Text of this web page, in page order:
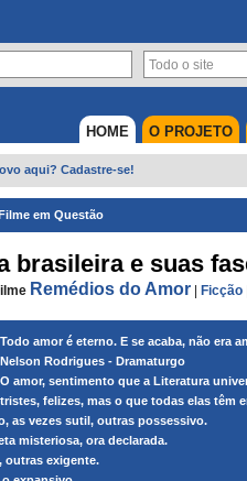
O PROJETO
HOME
aqui? Cadastre-se!
em Questão
brasileira e suas
Remédios do Amor Ficção
Todo amor é eterno. E se acaba, não era
Nelson Rodrigues - Dramaturgo
O amor, sentimento que a Literatura
tristes, felizes, mas o que todas elas têm
as vezes sutil, outras possessivo.
misteriosa, ora declarada.
outras exigente.